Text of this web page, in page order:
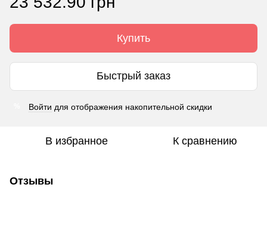
Купить
Быстрый заказ
Войти для отображения накопительной скидки
В избранное К сравнению
Отзывы